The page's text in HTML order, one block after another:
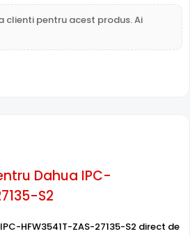
ZAS-27135-S2 are intrari
microfoane, permitand
la distanta, de pe PC sau chiar
eliminand necesitatea unui cablu
clienti pentru acest produs. Ai
Dahua IPC-
S2
HFW3541T-ZAS-27135-S2 direct de